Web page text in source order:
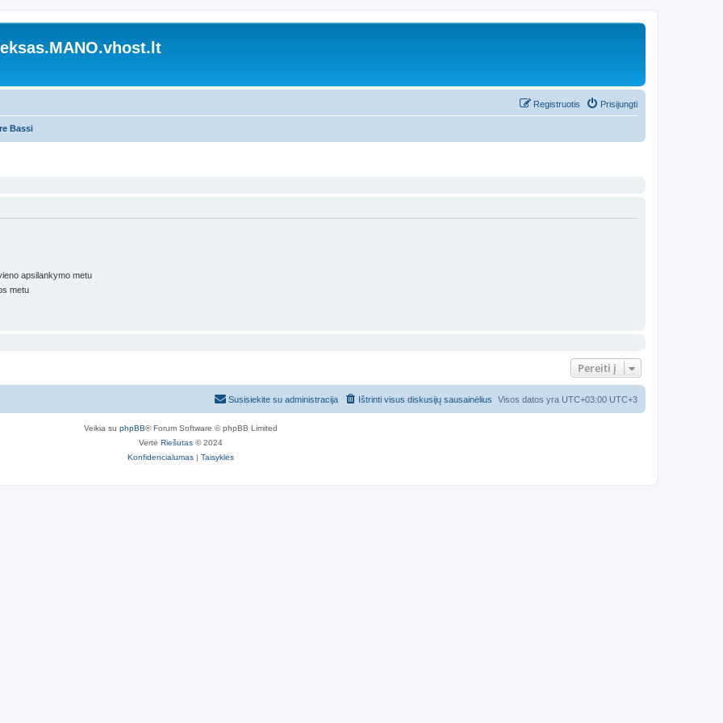
Prisijungti
Registruotis
Bassi
apsilankymo metu
metu
Pereiti į
Visos datos yra UTC+03:00 UTC+3
Ištrinti visus diskusijų sausainėlius
Susisiekite su administracija
Veikia su phpBB® Forum Software © phpBB Limited
Vertė Riešutas © 2024
Konfidencialumas | Taisyklės